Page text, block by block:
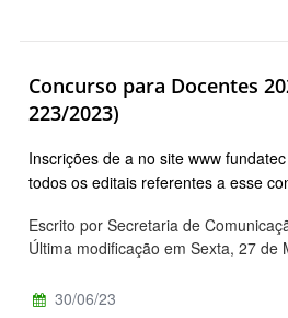
Concurso para Docentes
223/2023)
Inscrições de a no site www
todos os editais referentes a esse
Escrito por Secretaria de
Última modificação em Sexta, 27 de
30/06/23